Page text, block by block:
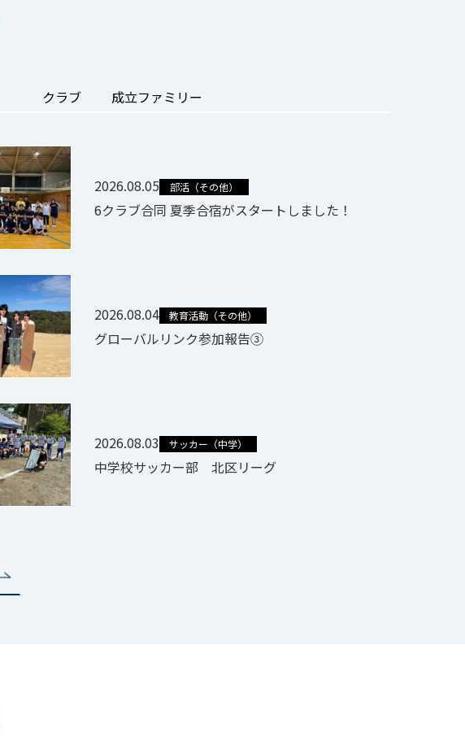
クラブ 成立ファミリー
2026.08.05 部活（その他）
6クラブ合同 夏季合宿がスタートしました！
2026.08.04 教育活動（その他）
グローバルリンク参加報告③
2026.08.03 サッカー（中学）
中学校サッカー部 北区リーグ